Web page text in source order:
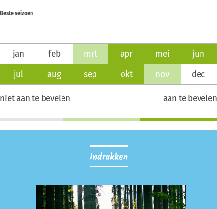
Beste seizoen
jan feb mrt apr mei
jun
jul
aug sep okt nov dec
niet aan te bevelen aan te bevelen
Indrukken